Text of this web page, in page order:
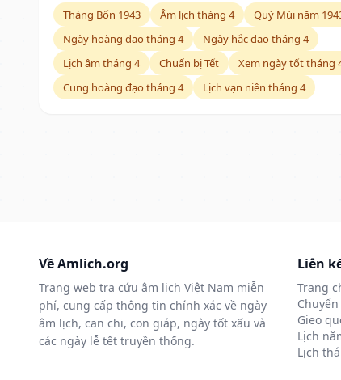
Tháng Bốn 1943 Âm lịch tháng 4
Quý Mùi năm
Ngày hoàng đạo tháng 4
Ngày hắc đạo tháng 4
Lịch âm tháng 4
Chuẩn bị Tết
Xem ngày tốt tháng
Cung hoàng đạo tháng 4
Lịch vạn niên tháng 4
Về Amlich.org
Trang web tra cứu âm lịch Việt Nam miễn
phí, cung cấp thông tin chính xác về ngày
âm lịch, can chi, con giáp, ngày tốt xấu và
các ngày lễ tết truyền thống.
Liên
Trang
Gieo
Lịch
Lịch